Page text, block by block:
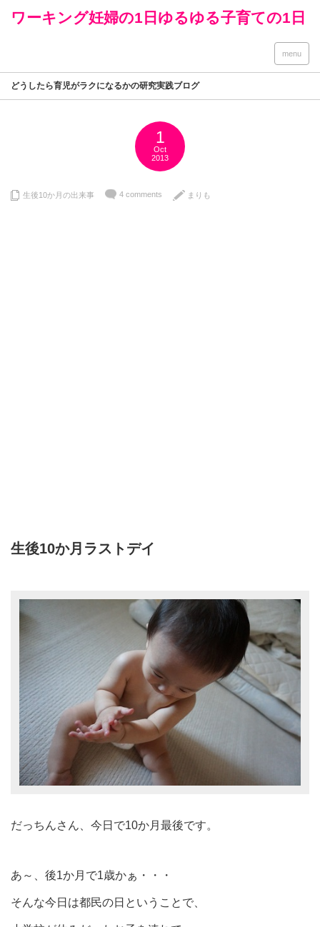
ワーキング妊婦の1日ゆるゆる子育ての1日
menu
どうしたら育児がラクになるかの研究実践ブログ
1
Oct
2013
生後10か月の出来事 4 comments まりも
生後10か月ラストデイ
だっちんさん、今日で10か月最後です。
あ～、後1か月で1歳かぁ・・・
そんな今日は都民の日ということで、